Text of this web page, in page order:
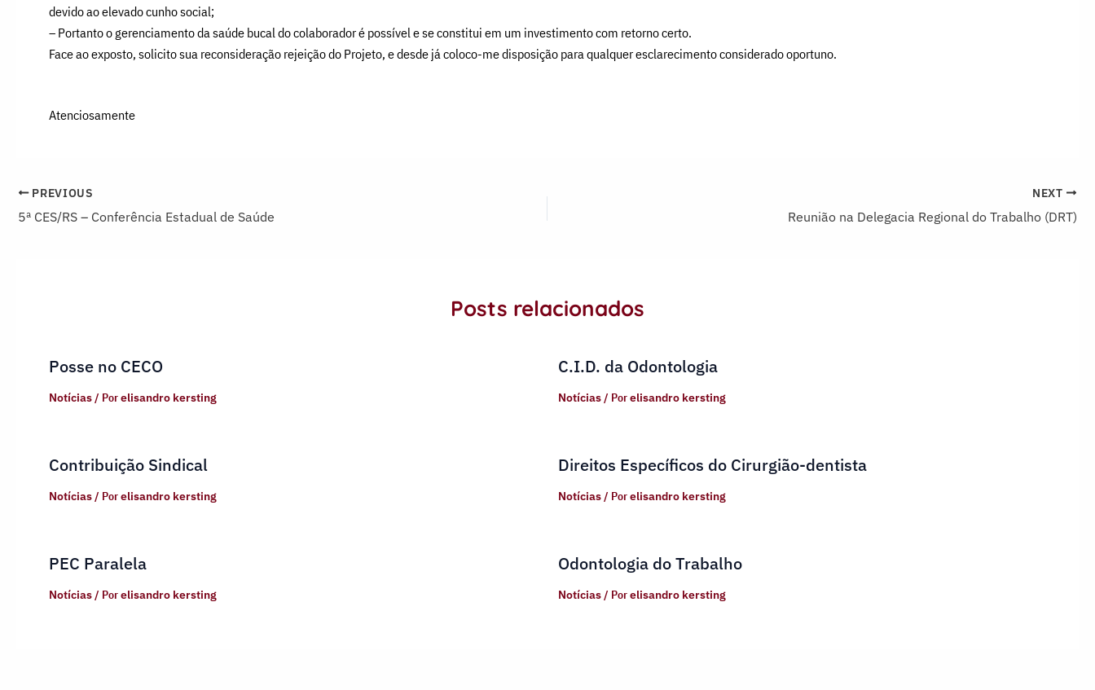
devido ao elevado cunho social;
– Portanto o gerenciamento da saúde bucal do colaborador é possível e se constitui em um investimento com retorno certo.
Face ao exposto, solicito sua reconsideração rejeição do Projeto, e desde já coloco-me disposição para qualquer esclarecimento considerado oportuno.
Atenciosamente
PREVIOUS
5ª CES/RS – Conferência Estadual de Saúde
NEXT
Reunião na Delegacia Regional do Trabalho (DRT)
Posts relacionados
Posse no CECO
Notícias / Porelisandro kersting
C.I.D. da Odontologia
Notícias/ Porelisandro kersting
Contribuição Sindical
Notícias / Porelisandro kersting
Direitos Específicos do Cirurgião-dentista
Notícias/ Porelisandro kersting
PEC Paralela
Notícias / Porelisandro kersting
Odontologia do Trabalho
Notícias/ Porelisandro kersting